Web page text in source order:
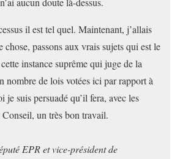
il est tel quel. Maintenant, j’allais
chose, passons aux vrais sujets qui est le
instance suprême qui juge de la
nombre de lois votées ici par rapport à
suis persuadé qu’il fera, avec les
Conseil, un très bon travail.
EPR et vice-président de